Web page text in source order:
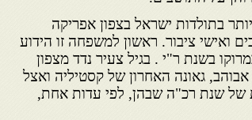
בתולדות ישראל בצפון אפריקה
ואישי ציבור. ראשון למשפחה זו הידוע
בשנת ר"י . בגיל צעיר נדד מצפון
גאונה האחרון של קסטיליה ואצל
של שנת רכ"ה שבהן, לפי עדות אחת,